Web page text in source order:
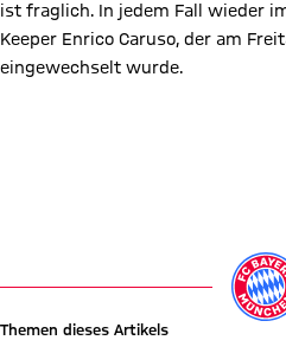
ist fraglich. In jedem Fall wieder
Keeper Enrico Caruso, der am
eingewechselt wurde.
Themen dieses Artikels